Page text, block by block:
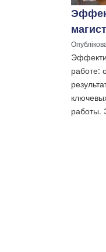
работе:
работы.